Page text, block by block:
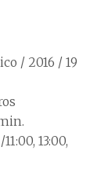
/ 2016 / 19
13:00,